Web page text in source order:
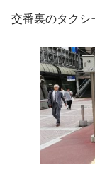
交番裏のタクシ